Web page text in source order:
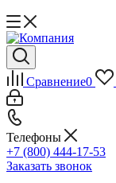
Сравнение0
Телефоны
+7 (800) 444-17-53
Заказать звонок